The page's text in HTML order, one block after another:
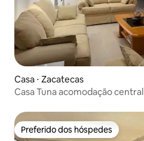
Casa ⋅ Zacatecas
Casa Tuna acomodação central
Preferido dos hóspedes
Preferido dos hóspedes